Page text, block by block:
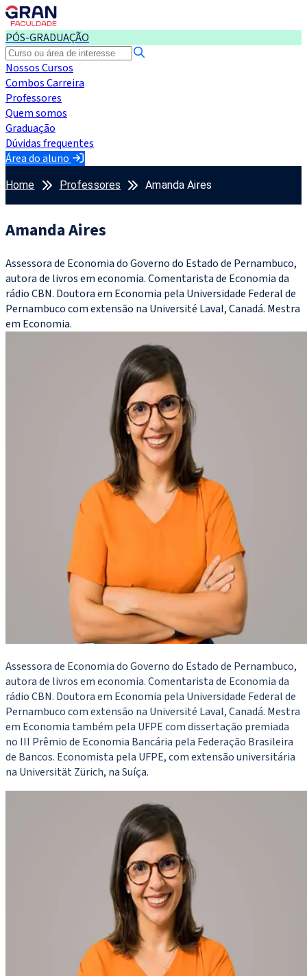
PÓS-GRADUAÇÃO
Nossos Cursos
Combos Carreira
Professores
Quem somos
Graduação
Dúvidas frequentes
Área do aluno
Home Professores Amanda Aires
Amanda Aires
Assessora de Economia do Governo do Estado de Pernambuco,
autora de livros em economia. Comentarista de Economia da
rádio CBN. Doutora em Economia pela Universidade Federal de
Pernambuco com extensão na Université Laval, Canadá. Mestra
em Economia.
Assessora de Economia do Governo do Estado de Pernambuco,
autora de livros em economia. Comentarista de Economia da
rádio CBN. Doutora em Economia pela Universidade Federal de
Pernambuco com extensão na Université Laval, Canadá. Mestra
em Economia também pela UFPE com dissertação premiada
no III Prêmio de Economia Bancária pela Federação Brasileira
de Bancos. Economista pela UFPE, com extensão universitária
na Universität Zürich, na Suíça.